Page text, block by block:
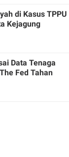
di Kasus TPPU
Kejagung
Data Tenaga
Fed Tahan